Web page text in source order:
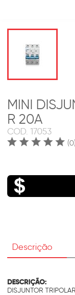
MINI
R 20A
COD. 17053
Descrição
DESCRIÇÃO:
DISJUNTOR